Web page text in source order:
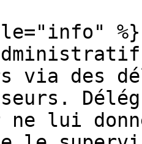
%}
via des
ne lui